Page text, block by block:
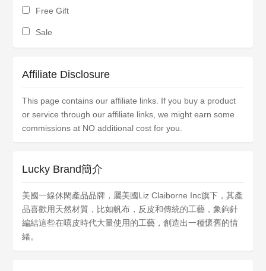
Free Gift
Sale
Affiliate Disclosure
This page contains our affiliate links. If you buy a product
or service through our affiliate links, we might earn some
commissions at NO additional cost for you.
Lucky Brand簡介
美國一線休閑產品品牌，屬美國Liz Claiborne Inc旗下，其產
品喜歡用天然材質，比如帆布，反皮和傳統的工藝，象鉤針
編結這些在嘻皮時代大量使用的工藝，創造出一種懷舊的情
緒。